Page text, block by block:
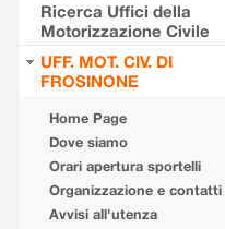
Ricerca Uffici della
Motorizzazione Civile
UFF. MOT. CIV. DI
FROSINONE
Home Page
Dove siamo
Orari apertura sportelli
Organizzazione e contatti
Avvisi all'utenza